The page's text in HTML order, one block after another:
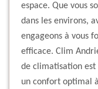
espace. Que vous
dans les environs,
engageons à vous
efficace. Clim
de climatisation
un confort optimal